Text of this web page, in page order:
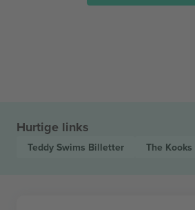
Hurtige links
Teddy Swims Billetter The Kooks